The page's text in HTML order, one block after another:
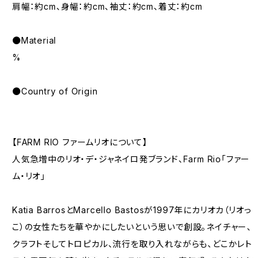
肩幅：約cm、身幅：約cm、袖丈：約cm、着丈：約cm
●Material
%
●Country of Origin
【FARM RIO ファームリオについて】
人気急増中のリオ・デ・ジャネイロ発ブランド、Farm Rio「ファー
ム・リオ」
Katia BarrosとMarcello Bastosが1997年にカリオカ（リオっ
こ）の女性たちを華やかにしたいという思いで創設。ネイチャー、
クラフトそしてトロピカル、流行を取り入れながらも、どこかレト